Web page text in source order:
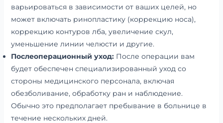
варьироваться в зависимости от ваших целей, но
может включать ринопластику (коррекцию носа),
коррекцию контуров лба, увеличение скул,
уменьшение линии челюсти и другие.
Послеоперационный уход:После операции вам
будет обеспечен специализированный уход со
стороны медицинского персонала, включая
обезболивание, обработку ран и наблюдение.
Обычно это предполагает пребывание в больнице в
течение нескольких дней.